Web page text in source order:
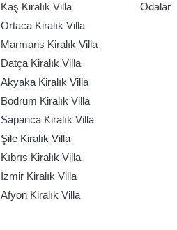
Kaş Kiralık Villa
Ortaca Kiralık Villa
Marmaris Kiralık Villa
Datça Kiralık Villa
Akyaka Kiralık Villa
Bodrum Kiralık Villa
Sapanca Kiralık Villa
Şile Kiralık Villa
Kıbrıs Kiralık Villa
İzmir Kiralık Villa
Afyon Kiralık Villa
Odalar